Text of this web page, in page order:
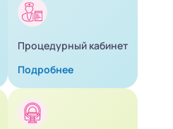
Процедурный кабинет
Подробнее